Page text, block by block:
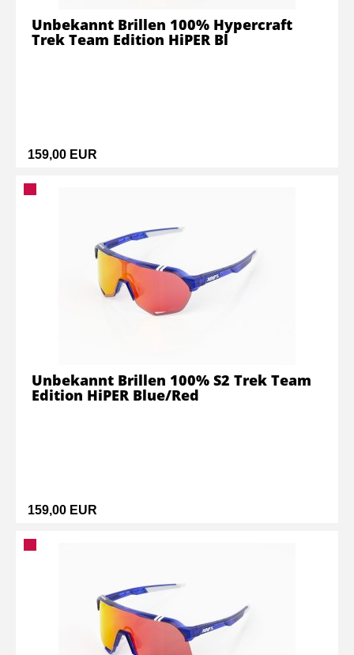
159,00 EUR
Unbekannt Brillen 100% Hypercraft
Trek Team Edition HiPER Bl
159,00 EUR
Unbekannt Brillen 100% S2 Trek Team
Edition HiPER Blue/Red